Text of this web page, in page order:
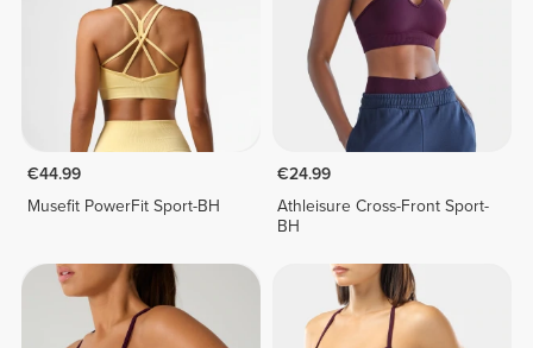
€44.99
Musefit PowerFit Sport-BH
€24.99
Athleisure Cross-Front Sport-
BH